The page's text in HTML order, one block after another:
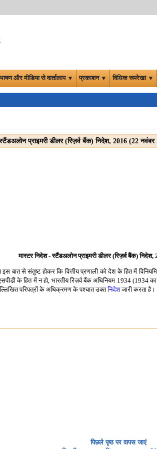
भाषण और मीडिया से वार्तालाप ▼ प्रकाशन ▼ विधिक रूपरेखा ▼
प्राइमरी डीलर (रिज़र्व बैंक) निदेश, 2016 (22 नवंबर
मास्टर निदेश - स्टैंडअलोन प्राइमरी डीलर (रिज़र्व बैंक) निदेश,
बात से संतुष्ट होकर कि वित्तीय प्रणाली को देश के हित में
के हित में न हो, भारतीय रिज़र्व बैंक अधिनियम 1934 (1934
परिपत्रों के अधिक्रमण के पश्चात उक्तनिदेशजारी करता है।
पिछले पृष्ठ पर वापस जाएं